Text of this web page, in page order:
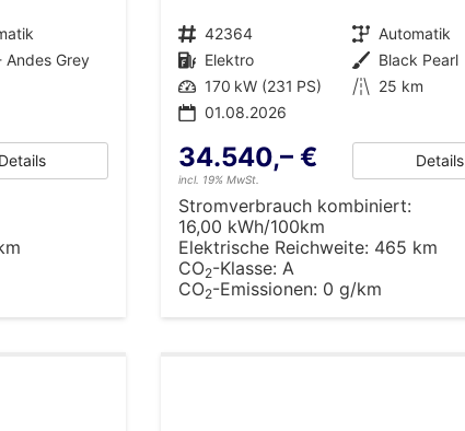
Andes Grey
Details
Fahrzeugnr. 42364 Getriebe Automatik
Kraftstoff Elektro Außenfarbe Black Pearl
Leistung 170 kW (231 PS) Kilometerstand 25 km
01.08.2026
34.540,– €
incl. 19% MwSt.
Details
Stromverbrauch kombiniert:
16,00 kWh/100km
Elektrische Reichweite: 465 km
CO2-Klasse: A
CO2-Emissionen: 0 g/km